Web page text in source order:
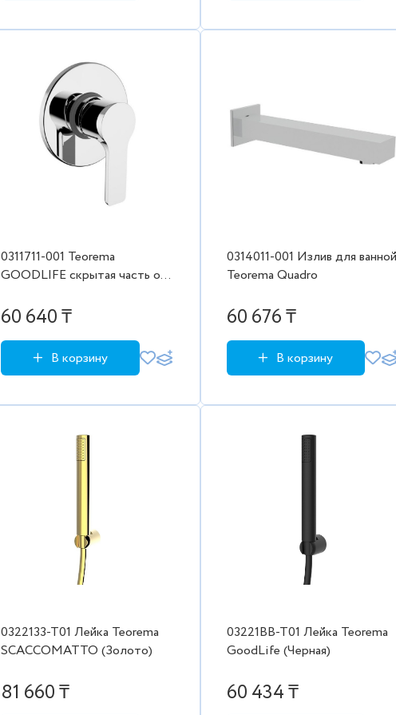
0311711-001 Teorema
GOODLIFE скрытая часть от
60 640 ₸
В корзину
0314011-001 Излив для ванной
Teorema Quadro
60 676 ₸
В корзину
0322133-T01 Лейка Teorema
SCACCOMATTO (Золото)
81 660 ₸
03221BB-T01 Лейка Teorema
GoodLife (Черная)
60 434 ₸